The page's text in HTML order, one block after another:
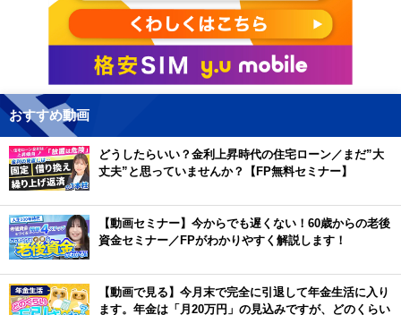
おすすめ動画
どうしたらいい？金利上昇時代の住宅ローン／まだ”大
丈夫”と思っていませんか？【FP無料セミナー】
【動画セミナー】今からでも遅くない！60歳からの老後
資金セミナー／FPがわかりやすく解説します！
【動画で見る】今月末で完全に引退して年金生活に入り
ます。年金は「月20万円」の見込みですが、どのくらい